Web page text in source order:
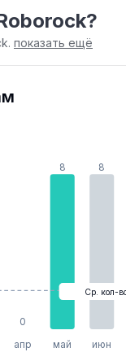
показать ещё
0
апр
8
май
8
июн
Ср. кол-